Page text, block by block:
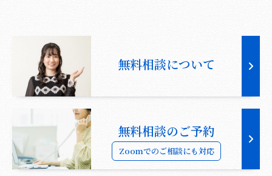
無料相談について
無料相談のご予約
Zoomでのご相談にも対応